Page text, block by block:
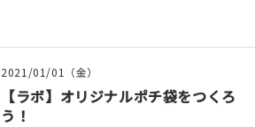
2021/01/01（金）
【ラボ】オリジナルポチ袋をつくろ
う！